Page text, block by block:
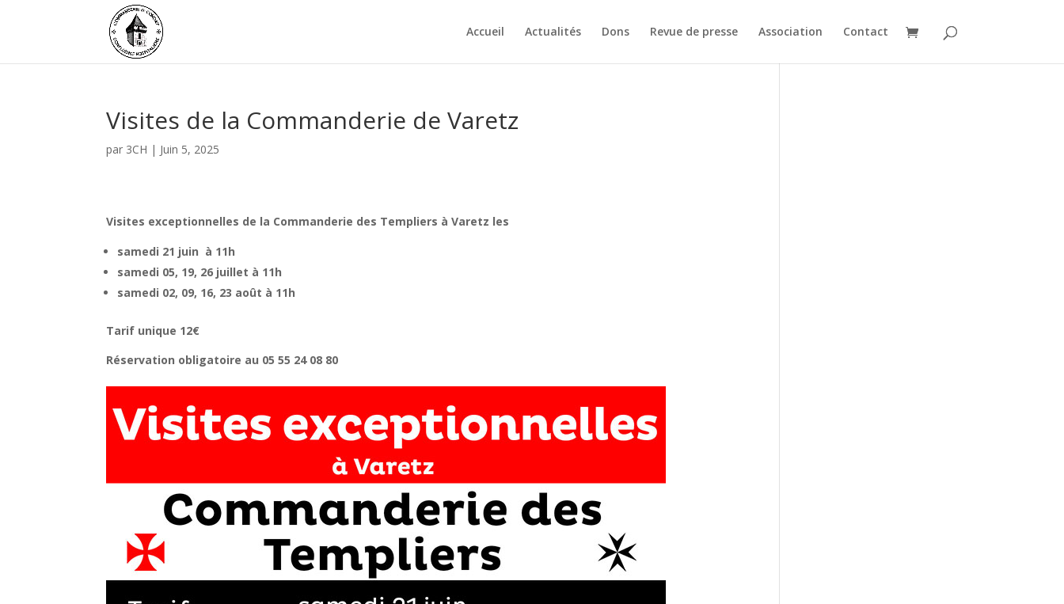
Accueil Actualités Dons Revue de presse Association Contact
Visites de la Commanderie de Varetz
par 3CH | Juin 5, 2025
Visites exceptionnelles de la Commanderie des Templiers à Varetz les
samedi 21 juin à 11h
samedi 05, 19, 26 juillet à 11h
samedi 02, 09, 16, 23 août à 11h
Tarif unique 12€
Réservation obligatoire au 05 55 24 08 80